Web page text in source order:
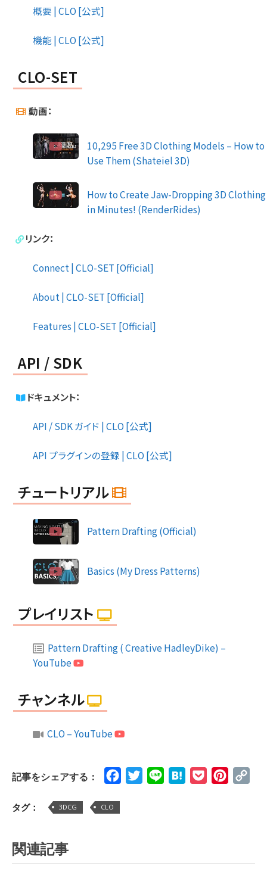
概要 | CLO [公式]
機能 | CLO [公式]
CLO-SET
動画：
10,295 Free 3D Clothing Models – How to
Use Them (Shateiel 3D)
How to Create Jaw-Dropping 3D Clothing
in Minutes! (RenderRides)
リンク：
Connect | CLO-SET [Official]
About | CLO-SET [Official]
Features | CLO-SET [Official]
API / SDK
ドキュメント：
API / SDK ガイド | CLO [公式]
API プラグインの登録 | CLO [公式]
チュートリアル
Pattern Drafting (Official)
Basics (My Dress Patterns)
プレイリスト
Pattern Drafting ( Creative HadleyDike) –
YouTube
チャンネル
CLO – YouTube
記事をシェアする： FacebookTwitterLine HatenaPocket
タグ： 3DCG CLO
関連記事